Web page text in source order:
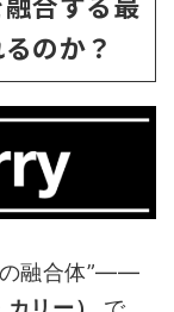
のか？
の融合体”——